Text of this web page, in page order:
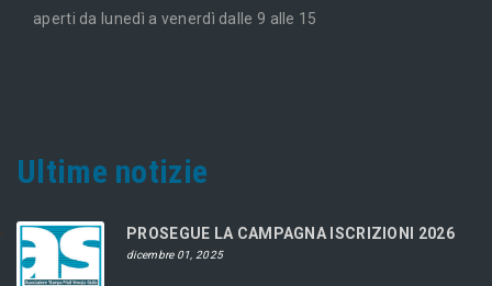
aperti da lunedì a venerdì dalle 9 alle 15
Ultime notizie
PROSEGUE LA CAMPAGNA ISCRIZIONI 2026
dicembre 01, 2025